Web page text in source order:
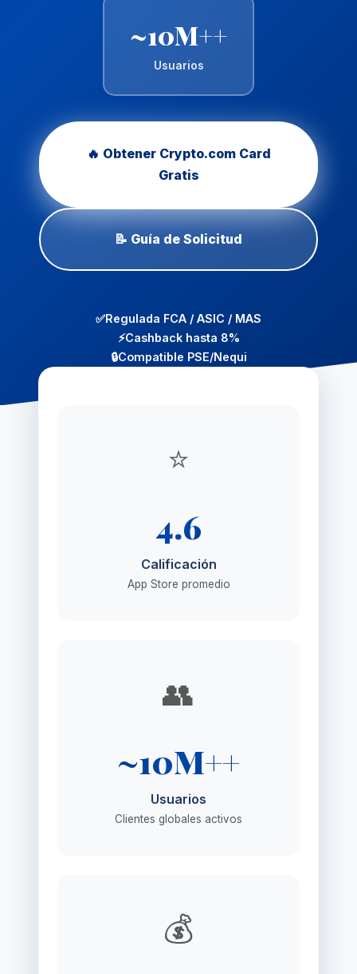
~10M++
Usuarios
🔥 Obtener Crypto.com Card
Gratis
📝 Guía de Solicitud
✅Regulada FCA / ASIC / MAS
⚡Cashback hasta 8%
🔒Compatible PSE/Nequi
⭐
4.6
Calificación
App Store promedio
👥
~10M++
Usuarios
Clientes globales activos
💰